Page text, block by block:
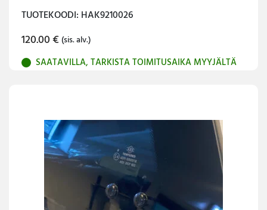
TUOTEKOODI: HAK9210026
120.00€ (sis. alv.)
SAATAVILLA, TARKISTA TOIMITUSAIKA MYYJÄLTÄ